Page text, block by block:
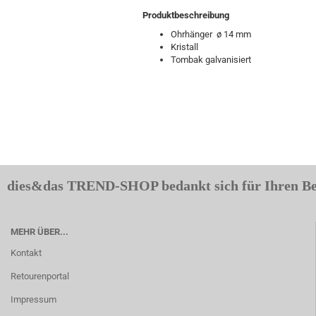
Produktbeschreibung
Ohrhänger ø 14 mm
Kristall
Tombak galvanisiert
dies&das TREND-SHOP bedankt sich für Ihren
MEHR ÜBER...
Kontakt
Retourenportal
Impressum